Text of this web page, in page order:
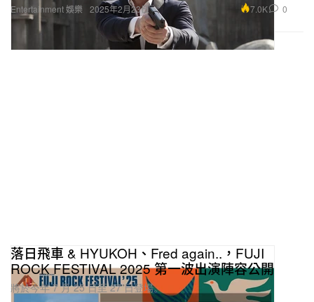
Entertainment 娛樂 2025年2月23日 7.0K 0
落日飛車 & HYUKOH、Fred again..，FUJI
ROCK FESTIVAL 2025 第一波出演陣容公開
將於今年 7 月 25 日至 27 日登場。